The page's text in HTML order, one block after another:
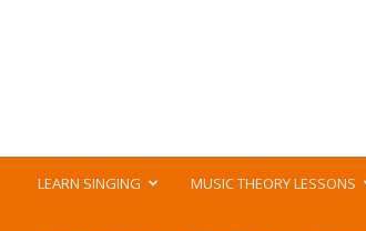
LEARN SINGING MUSIC THEORY LESSONS